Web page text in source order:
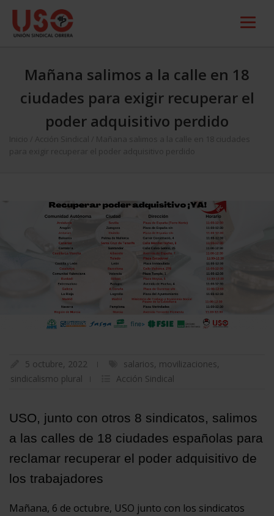
Mañana salimos a la calle en 18
ciudades para exigir recuperar el
poder adquisitivo perdido
Inicio Acción Sindical
Mañana salimos a la calle en 18 ciudades
para exigir recuperar el poder adquisitivo perdido
5 octubre, 2022 salarios, movilizaciones,
sindicalismo plural
Acción Sindical
USO, junto con otros 8 sindicatos, salimos
a las calles de 18 ciudades españolas para
reclamar recuperar el poder adquisitivo de
los trabajadores
Mañana, 6 de octubre, USO junto con los sindicatos